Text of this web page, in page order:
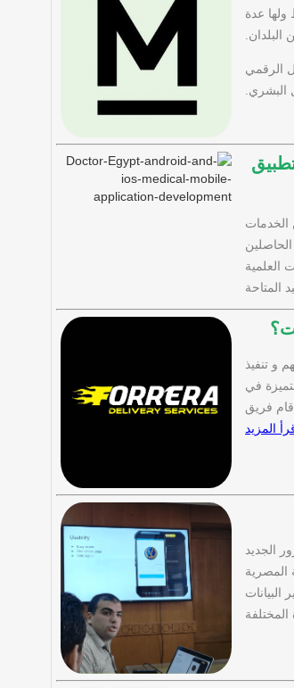
عدة
الرقمي
البشري.
الخدمات
العلمية
المتاحة
و تنفيذ
في
فريق
المزيد
الجديد
المصرية
المختلفة